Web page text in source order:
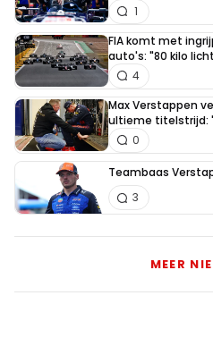
1
FIA komt met
auto's: "80 kilo
4
Max Verstappen
ultieme titelstrijd:
0
Teambaas
3
MEER